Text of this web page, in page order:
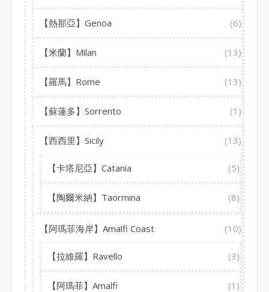
【熱那亞】Genoa (6)
【米蘭】Milan (13)
【羅馬】Rome (13)
【蘇蓮多】Sorrento (1)
【西西里】Sicily (13)
【卡塔尼亞】Catania (5)
【陶爾米納】Taormina (8)
【阿瑪菲海岸】Amalfi Coast (10)
【拉維羅】Ravello (3)
【阿瑪菲】Amalfi (1)